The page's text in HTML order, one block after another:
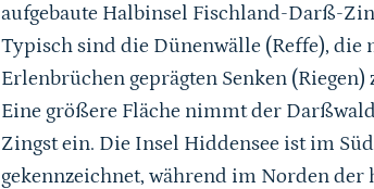
aufgebaute Halbinsel Fischland-Darß-
Typisch sind die Dünenwälle (Reffe),
Erlenbrüchen geprägten Senken
Eine größere Fläche nimmt der
Zingst ein. Die Insel Hiddensee ist im
gekennzeichnet, während im Norden